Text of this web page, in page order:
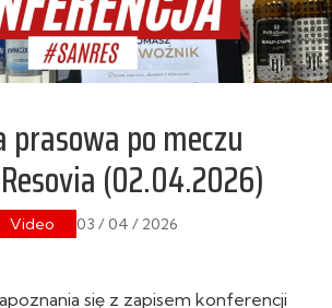
prasowa po meczu
(02.04.2026)
Video 03 / 04 / 2026
się z zapisem konferencji